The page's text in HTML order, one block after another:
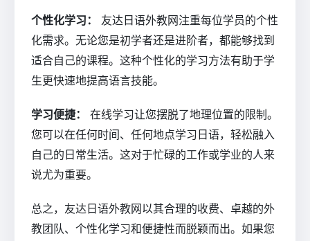
个性化学习：
友达日语外教网注重每位学员的个性
化需求。无论您是初学者还是进阶者，都能够找到
适合自己的课程。这种个性化的学习方法有助于学
生更快速地提高语言技能。
学习便捷：
在线学习让您摆脱了地理位置的限制。
您可以在任何时间、任何地点学习日语，轻松融入
自己的日常生活。这对于忙碌的工作或学业的人来
说尤为重要。
总之，友达日语外教网以其合理的收费、卓越的外
教团队、个性化学习和便捷性而脱颖而出。如果您